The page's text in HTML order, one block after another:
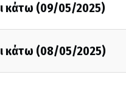
κάτω (09/05/2025)
κάτω (08/05/2025)